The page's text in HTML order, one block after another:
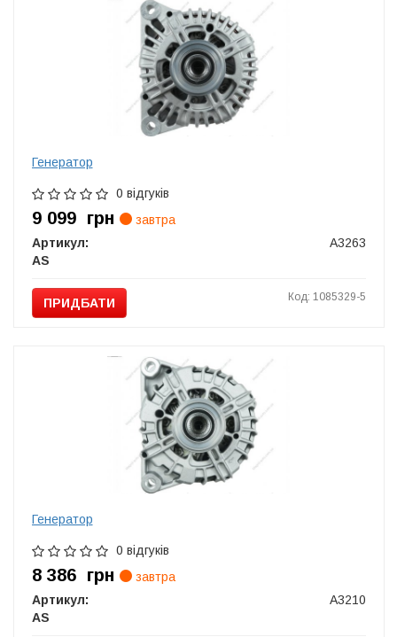
Генератор
0 відгуків
9 099 грн
завтра
Артикул:
A3263
AS
ПРИДБАТИ Код: 1085329-5
Генератор
0 відгуків
8 386 грн
завтра
Артикул:
A3210
AS